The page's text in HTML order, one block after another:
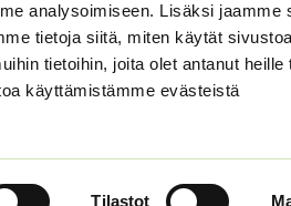
analysoimiseen. Lisäksi jaamme
tietoja siitä, miten käytät
tietoihin, joita olet antanut heille
käyttämistämme evästeistä
Tilastot